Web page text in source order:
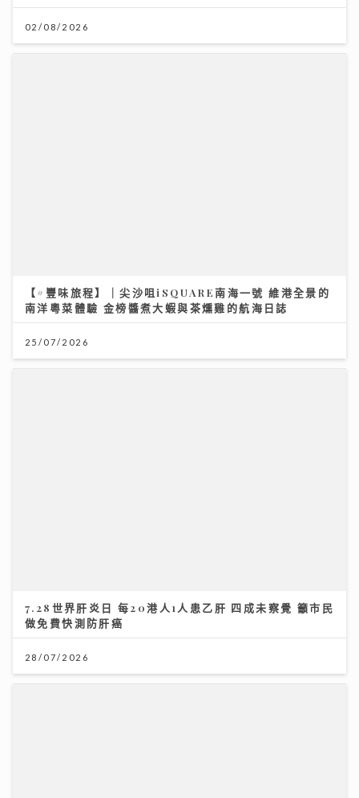
02/08/2026
【#豐味旅程】｜尖沙咀iSQUARE南海一號 維港全景的
南洋粵菜體驗 金榜醬煮大蝦與茶燻雞的航海日誌
25/07/2026
7.28世界肝炎日 每20港人1人患乙肝 四成未察覺 籲市民
做免費快測防肝癌
28/07/2026